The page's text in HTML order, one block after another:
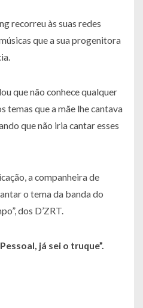
recorreu às suas redes
que a sua progenitora
que não conhece qualquer
temas que a mãe lhe cantava
que não iria cantar esses
a companheira de
o tema da banda do
dos D’ZRT.
já sei o truque”.